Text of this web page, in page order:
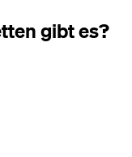
gibt es?